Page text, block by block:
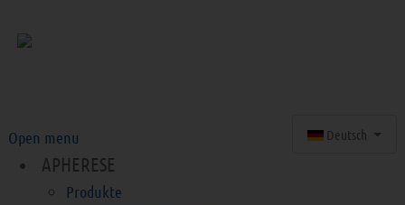
Deutsch
Open menu
APHERESE
Produkte